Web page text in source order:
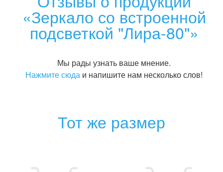
«Зеркало со встроенной
подсветкой "Лира-80"»
Мы рады узнать ваше мнение.
Нажмите сюда и напишите нам несколько слов!
Тот же размер